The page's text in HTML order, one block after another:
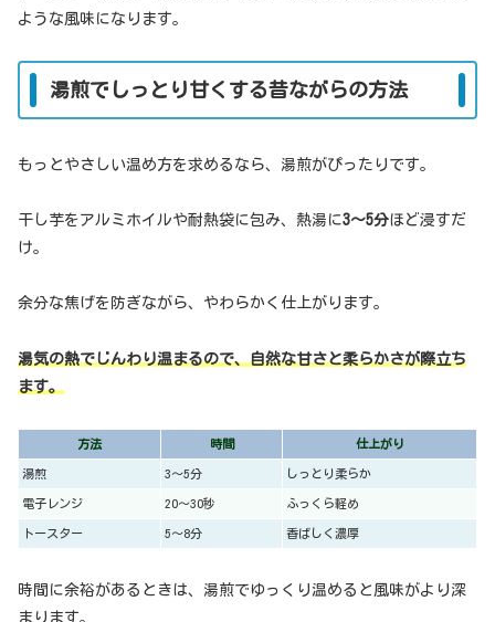
ような風味になります。
湯煎でしっとり甘くする昔ながらの方法
もっとやさしい温め方を求めるなら、湯煎がぴったりです。
干し芋をアルミホイルや耐熱袋に包み、熱湯に3〜5分ほど浸すだ
け。
余分な焦げを防ぎながら、やわらかく仕上がります。
湯気の熱でじんわり温まるので、自然な甘さと柔らかさが際立ち
ます。
方法 時間 仕上がり
湯煎 3〜5分 しっとり柔らか
電子レンジ 20〜30秒 ふっくら軽め
トースター 5〜8分 香ばしく濃厚
時間に余裕があるときは、湯煎でゆっくり温めると風味がより深
まります。